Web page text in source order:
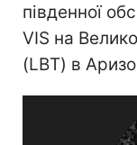
південної
VIS на
(LBT) в